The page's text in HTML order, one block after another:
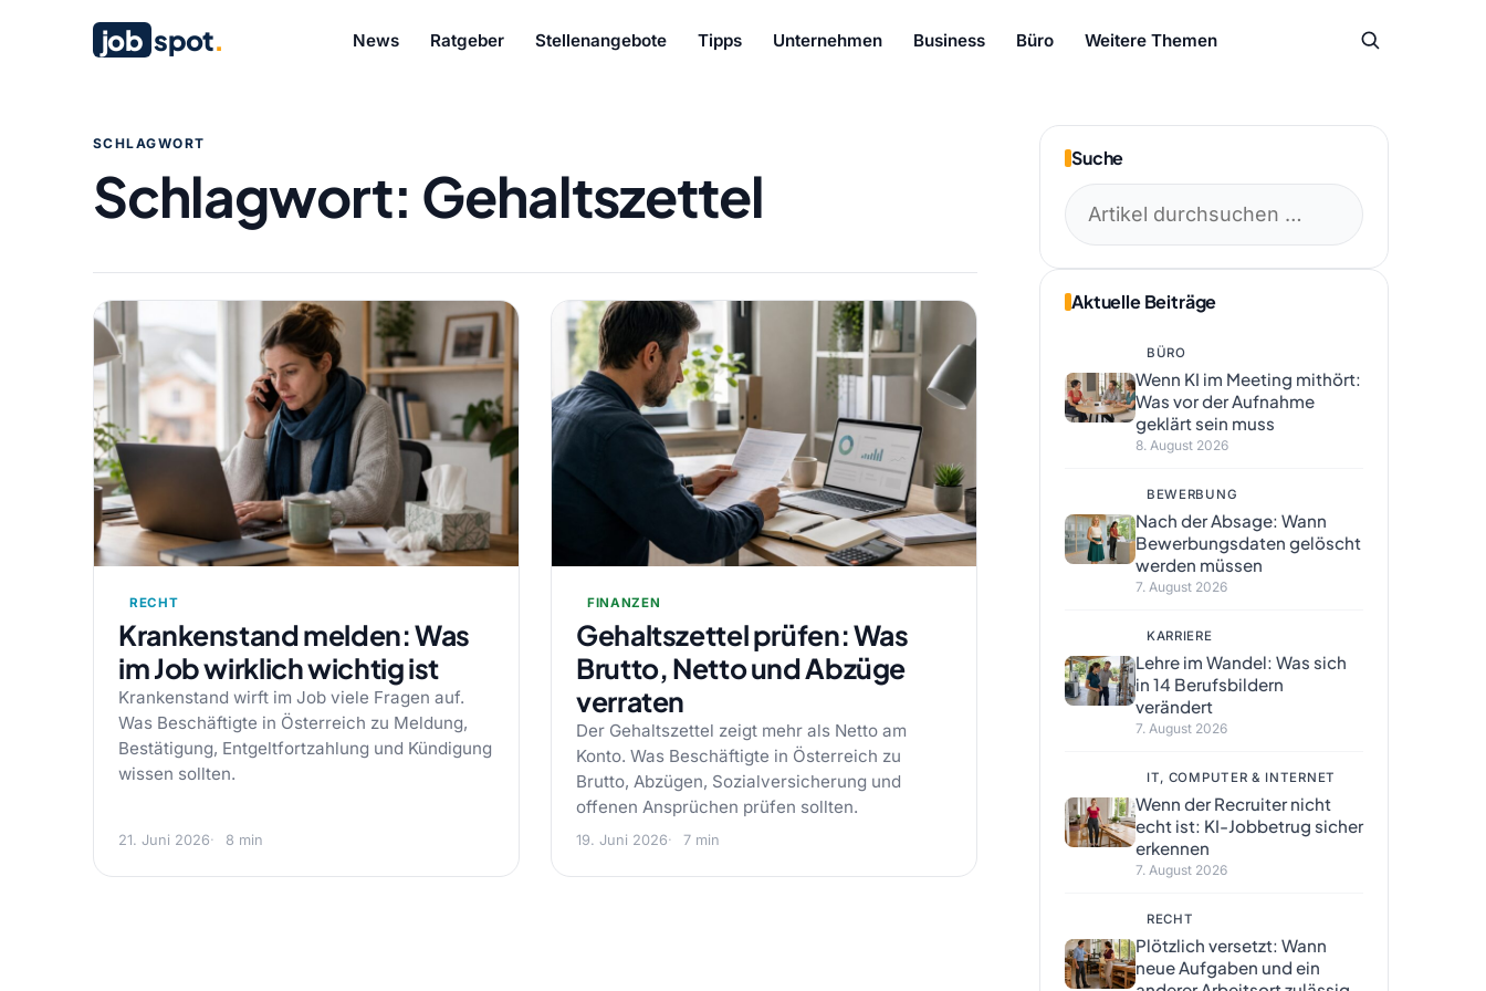
job spot. News Ratgeber Stellenangebote Tipps Unternehmen Business Büro Weitere Themen
SCHLAGWORT
Schlagwort: Gehaltszettel
RECHT
Krankenstand melden: Was
im Job wirklich wichtig ist
Krankenstand wirft im Job viele Fragen auf.
Was Beschäftigte in Österreich zu Meldung,
Bestätigung, Entgeltfortzahlung und Kündigung
wissen sollten.
21. Juni 2026 8 min
FINANZEN
Gehaltszettel prüfen: Was
Brutto, Netto und Abzüge
verraten
Der Gehaltszettel zeigt mehr als Netto am
Konto. Was Beschäftigte in Österreich zu
Brutto, Abzügen, Sozialversicherung und
offenen Ansprüchen prüfen sollten.
19. Juni 2026 7 min
Suche
Aktuelle Beiträge
BÜRO
Wenn KI im Meeting mithört:
Was vor der Aufnahme
geklärt sein muss
8. August 2026
BEWERBUNG
Nach der Absage: Wann
Bewerbungsdaten gelöscht
werden müssen
7. August 2026
KARRIERE
Lehre im Wandel: Was sich
in 14 Berufsbildern
verändert
7. August 2026
IT, COMPUTER & INTERNET
Wenn der Recruiter nicht
echt ist: KI-Jobbetrug sicher
erkennen
7. August 2026
RECHT
Plötzlich versetzt: Wann
neue Aufgaben und ein